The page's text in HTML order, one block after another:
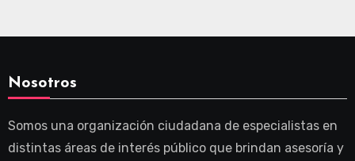
Nosotros
Somos una organización ciudadana de especialistas en
distintas áreas de interés público que brindan asesoría y